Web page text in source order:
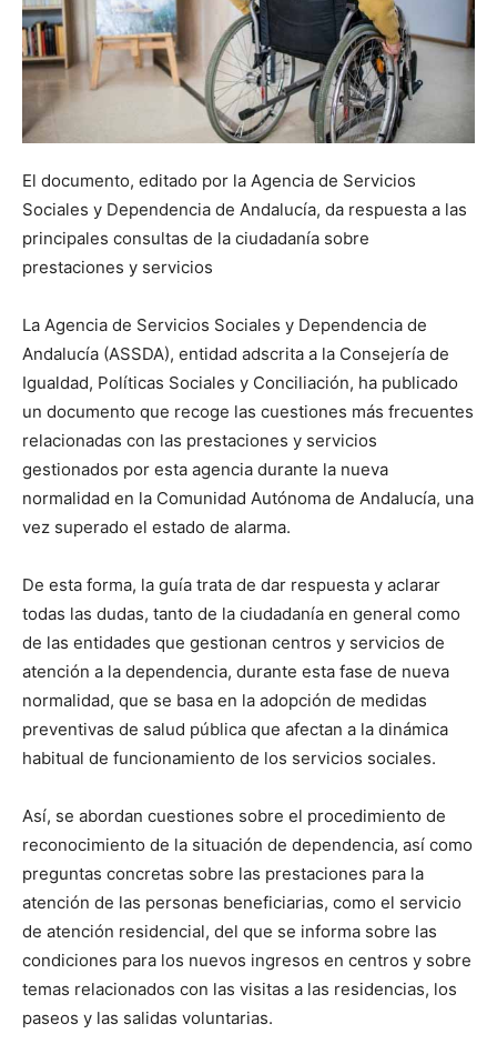
El documento, editado por la Agencia de Servicios
Sociales y Dependencia de Andalucía, da respuesta a las
principales consultas de la ciudadanía sobre
prestaciones y servicios
La Agencia de Servicios Sociales y Dependencia de
Andalucía (ASSDA), entidad adscrita a la Consejería de
Igualdad, Políticas Sociales y Conciliación, ha publicado
un documento que recoge las cuestiones más frecuentes
relacionadas con las prestaciones y servicios
gestionados por esta agencia durante la nueva
normalidad en la Comunidad Autónoma de Andalucía, una
vez superado el estado de alarma.
De esta forma, la guía trata de dar respuesta y aclarar
todas las dudas, tanto de la ciudadanía en general como
de las entidades que gestionan centros y servicios de
atención a la dependencia, durante esta fase de nueva
normalidad, que se basa en la adopción de medidas
preventivas de salud pública que afectan a la dinámica
habitual de funcionamiento de los servicios sociales.
Así, se abordan cuestiones sobre el procedimiento de
reconocimiento de la situación de dependencia, así como
preguntas concretas sobre las prestaciones para la
atención de las personas beneficiarias, como el servicio
de atención residencial, del que se informa sobre las
condiciones para los nuevos ingresos en centros y sobre
temas relacionados con las visitas a las residencias, los
paseos y las salidas voluntarias.